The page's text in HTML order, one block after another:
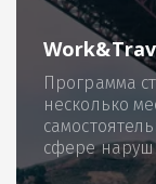
Программа
несколько
сфере